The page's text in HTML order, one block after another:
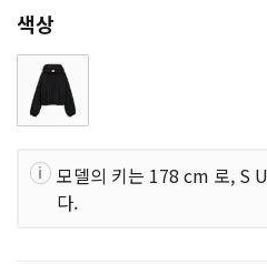
색상
모델의 키는 178 cm 로, S
다.